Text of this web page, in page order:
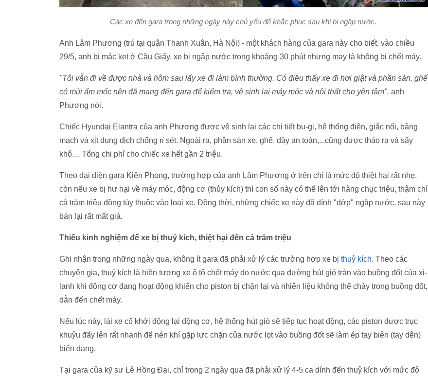
Các xe đến gara trong những ngày này chủ yếu để khắc phục sau khi bị ngập nước.
Anh Lâm Phương (trú tại quận Thanh Xuân, Hà Nội) - một khách hàng của gara này cho biết, vào chiều
29/5, anh bị mắc kẹt ở Cầu Giấy, xe bị ngập nước trong khoảng 30 phút nhưng may là không bị chết máy.
"Tôi vẫn đi về được nhà và hôm sau lấy xe đi làm bình thường. Có điều thấy xe đi hơi giật và phần sàn, ghế
có mùi ẩm mốc nên đã mang đến gara để kiểm tra, vệ sinh lại máy móc và nội thất cho yên tâm", anh
Phương nói.
Chiếc Hyundai Elantra của anh Phương được vệ sinh lại các chi tiết bu-gi, hệ thống điện, giắc nối, bảng
mạch và xịt dung dịch chống rỉ sét. Ngoài ra, phần sàn xe, ghế, dây an toàn,...cũng được tháo ra và sấy
khô.... Tổng chi phí cho chiếc xe hết gần 2 triệu.
Theo đại diện gara Kiên Phong, trường hợp của anh Lâm Phương ở trên chỉ là mức độ thiệt hại rất nhẹ,
còn nếu xe bị hư hại về máy móc, động cơ (thủy kích) thì con số này có thể lên tới hàng chục triệu, thậm chí
cả trăm triệu đồng tùy thuộc vào loại xe. Đồng thời, những chiếc xe này đã dính "dớp" ngập nước, sau này
bán lại rất mất giá.
Thiếu kinh nghiệm để xe bị thuỷ kích, thiệt hại đến cả trăm triệu
Ghi nhận trong những ngày qua, không ít gara đã phải xử lý các trường hợp xe bị thuỷ kích. Theo các
chuyên gia, thuỷ kích là hiện tượng xe ô tô chết máy do nước qua đường hút gió tràn vào buồng đốt của xi-
lanh khi động cơ đang hoạt động khiến cho piston bị chặn lại và nhiên liệu không thể cháy trong buồng đốt,
dẫn đến chết máy.
Nếu lúc này, lái xe cố khởi động lại động cơ, hệ thống hút gió sẽ tiếp tục hoạt động, các piston được trục
khuỷu đẩy lên rất nhanh để nén khí gặp lực chặn của nước lọt vào buồng đốt sẽ làm ép tay biên (tay dên)
biến dạng.
Tại gara của kỹ sư Lê Hồng Đại, chỉ trong 2 ngày qua đã phải xử lý 4-5 ca dính đến thuỷ kích với mức độ